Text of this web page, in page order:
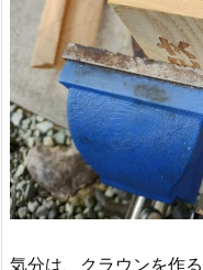
気分は、クラウンを作